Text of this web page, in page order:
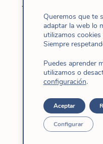
misma Pilar “es
relato lleno de
hasta encontrar
Congregación
intensa en la Madre
rasgos esenciales
La imagen del Dios
experiencia de este
Queremos que te
adaptar la web lo
utilizamos
Siempre
Puedes aprender
utilizamos o
configuración.
Aceptar
Configurar